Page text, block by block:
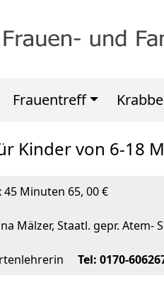
Frauentreff
Kinder von 6-18
45 Minuten 65, 00 €
Staatl. gepr. Atem-
Tel: 0170-